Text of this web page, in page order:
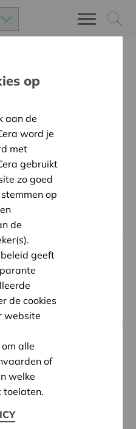
samenleving
kansen bieden om
deel te nemen aan
voor de
(buitengewoon
dat de
werd en er was
en een 'koer'. Dit zorgde
Nu hebben we
een dempende
op
aan de
word je
met
gebruikt
zo goed
op
de
geeft
de cookies
website
om alle
of
welke
toelaten.